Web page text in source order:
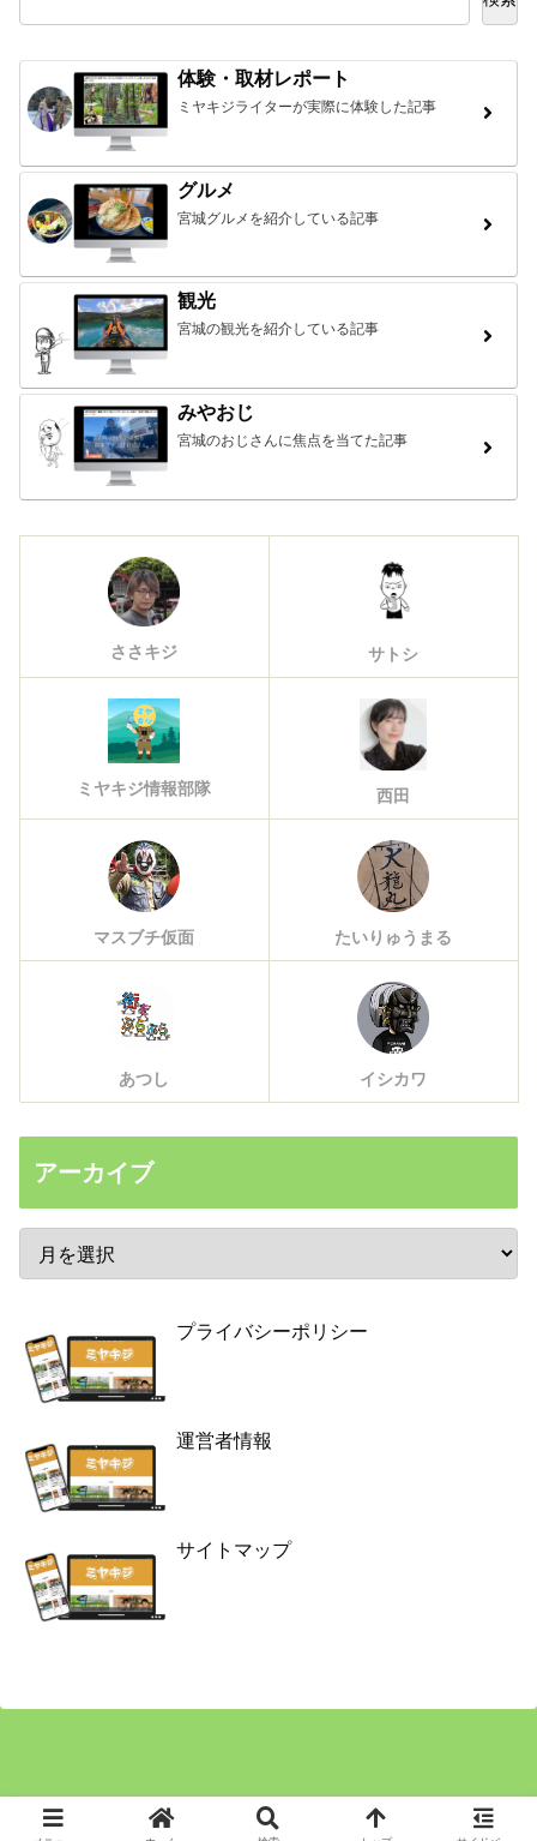
体験・取材レポート
ミヤキジライターが実際に体験した記事
グルメ
宮城グルメを紹介している記事
観光
宮城の観光を紹介している記事
みやおじ
宮城のおじさんに焦点を当てた記事
ささキジ サトシ
ミヤキジ情報部隊 西田
マスブチ仮面 たいりゅうまる
あつし イシカワ
アーカイブ
プライバシーポリシー
運営者情報
サイトマップ
Copyright © 2024 ミヤキジ All Rights Reserved.